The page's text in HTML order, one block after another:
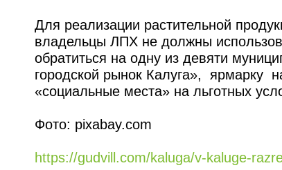
Для реализации растительной
владельцы ЛПХ не должны
обратиться на одну из девяти
городской рынок Калуга», ярмарку
«социальные места» на льготных
Фото: pixabay.com
https://gudvill.com/kaluga/v-kaluge-